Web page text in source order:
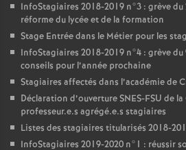
InfoStagiaires 2018-2019 n°3 : grève
réforme du lycée et de la formation
Stage Entrée dans le Métier pour les
InfoStagiaires 2018-2019 n°4 : grève
conseils pour l’année prochaine
Stagiaires affectés dans l’académie de
Déclaration d’ouvertureSNES-FSU de la
professeur.e.s agrégé.e.s stagiaires
Listes des stagiaires titularisés 2018-
InfoStagiaires 2019-2020 n°1 : réussir